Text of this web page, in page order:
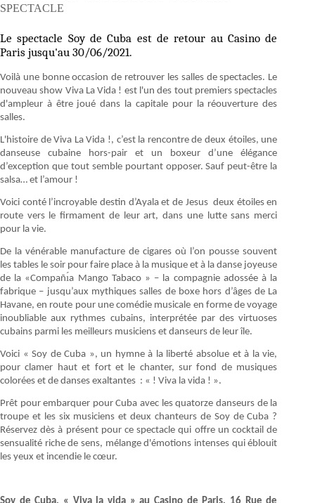
SPECTACLE
Le spectacle Soy de Cuba est de retour au Casino de
Paris jusqu'au 30/06/2021.
Voilà une bonne occasion de retrouver les salles de spectacles. Le
nouveau show Viva La Vida ! est l'un des tout premiers spectacles
d'ampleur à être joué dans la capitale pour la réouverture des
salles.
L'histoire de Viva La Vida !, c’est la rencontre de deux étoiles, une
danseuse cubaine hors-pair et un boxeur d’une élégance
d’exception que tout semble pourtant opposer. Sauf peut-être la
salsa… et l’amour !
Voici conté l’incroyable destin d’Ayala et de Jesus deux étoiles en
route vers le firmament de leur art, dans une lutte sans merci
pour la vie.
De la vénérable manufacture de cigares où l’on pousse souvent
les tables le soir pour faire place à la musique et à la danse joyeuse
de la «Compañı́a Mango Tabaco » – la compagnie adossée à la
fabrique – jusqu’aux mythiques salles de boxe hors d’âges de La
Havane, en route pour une comédie musicale en forme de voyage
inoubliable aux rythmes cubains, interprétée par des virtuoses
cubains parmi les meilleurs musiciens et danseurs de leur île.
Voici « Soy de Cuba », un hymne à la liberté absolue et à la vie,
pour clamer haut et fort et le chanter, sur fond de musiques
colorées et de danses exaltantes : « ! Viva la vida ! ».
Prêt pour embarquer pour Cuba avec les quatorze danseurs de la
troupe et les six musiciens et deux chanteurs de Soy de Cuba ?
Réservez dès à présent pour ce spectacle qui offre un cocktail de
sensualité riche de sens, mélange d'émotions intenses qui éblouit
les yeux et incendie le cœur.